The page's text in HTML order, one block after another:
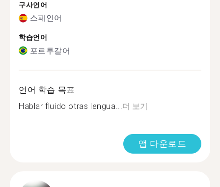
구사언어
스페인어
학습언어
포르투갈어
언어 학습 목표
Hablar fluido otras lengua... 더 보기
앱 다운로드